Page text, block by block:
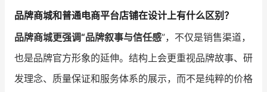
品牌商城和普通电商平台店铺在设计上有什么区别？
品牌商城更强调“品牌叙事与信任感”，不仅是销售渠道，
也是品牌官方形象的延伸。结构上会更重视品牌故事、研
发理念、质量保证和服务体系的展示，而不是纯粹的价格